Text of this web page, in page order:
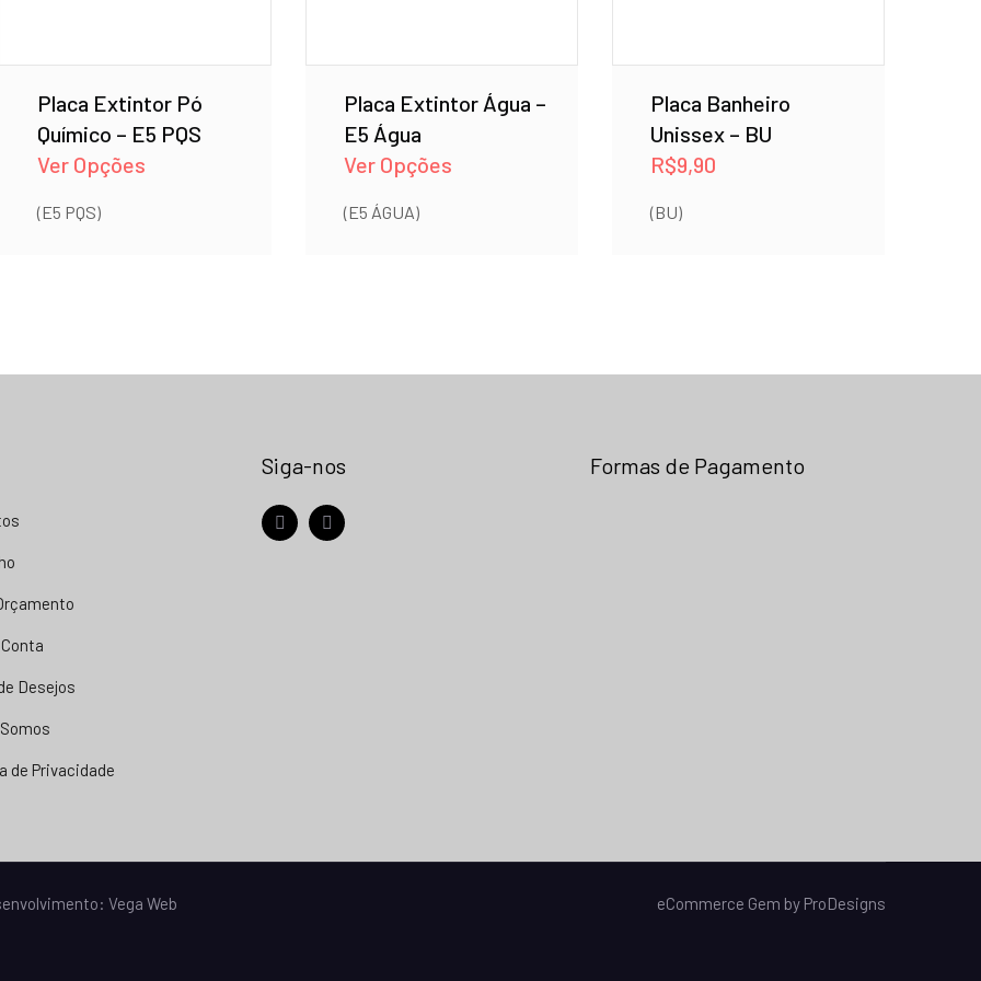
Placa Extintor Pó
Químico – E5 PQS
Ver Opções
(E5 PQS)
Placa Extintor Água –
E5 Água
Ver Opções
(E5 ÁGUA)
Placa Banheiro
Unissex – BU
R$9,90
(BU)
Desejos
de Privacidade
Siga-nos Formas de Pagamento
Vega Web eCommerce Gem by ProDesigns